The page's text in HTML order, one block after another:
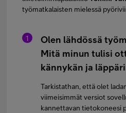
työmatkalaisten mielessä
Olen lähdössä
Mitä minun tulisi
kännykän ja
Tarkistathan, että olet
viimeisimmät versiot
kannettavan tietokoneesi